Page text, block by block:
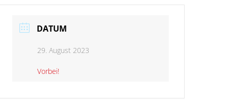
DATUM
29. August 2023
Vorbei!